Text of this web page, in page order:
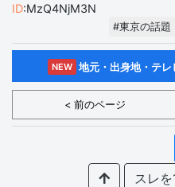
ID:MzQ4NjM3N
#東京の話題
NEW 地元・出身地・テ
< 前のページ
スレ